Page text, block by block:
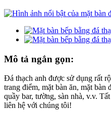
Mô tả ngắn gọn:
Đá thạch anh được sử dụng rất
trang điểm, mặt bàn ăn, mặt bàn
quầy bar, tường, sàn nhà, v.v.
liên hệ với chúng tôi!